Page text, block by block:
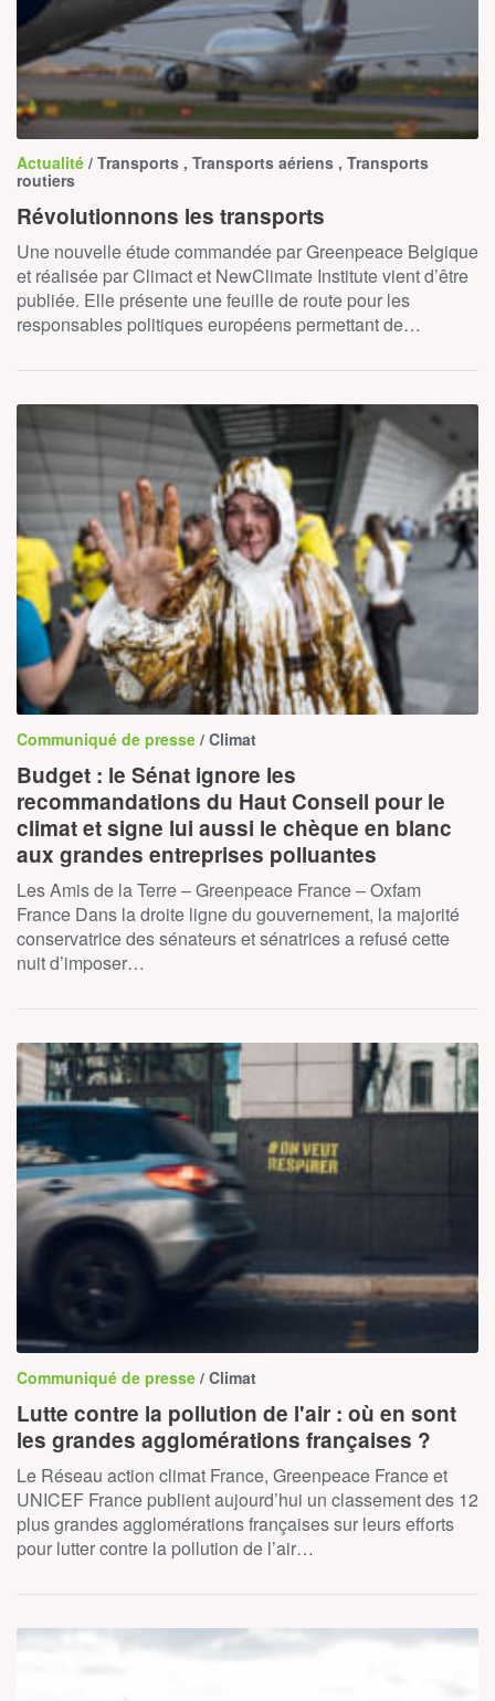
Actualité / Transports , Transports aériens , Transports
routiers
Révolutionnons les transports
Une nouvelle étude commandée par Greenpeace Belgique
et réalisée par Climact et NewClimate Institute vient d’être
publiée. Elle présente une feuille de route pour les
responsables politiques européens permettant de…
Communiqué de presse / Climat
Budget : le Sénat ignore les
recommandations du Haut Conseil pour le
climat et signe lui aussi le chèque en blanc
aux grandes entreprises polluantes
Les Amis de la Terre – Greenpeace France – Oxfam
France Dans la droite ligne du gouvernement, la majorité
conservatrice des sénateurs et sénatrices a refusé cette
nuit d’imposer…
Communiqué de presse / Climat
Lutte contre la pollution de l'air : où en sont
les grandes agglomérations françaises ?
Le Réseau action climat France, Greenpeace France et
UNICEF France publient aujourd’hui un classement des 12
plus grandes agglomérations françaises sur leurs efforts
pour lutter contre la pollution de l’air…